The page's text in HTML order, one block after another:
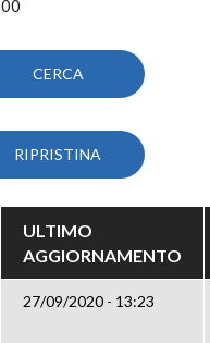
ULTIMO
AGGIORNAMENTO
27/09/2020 - 13:23